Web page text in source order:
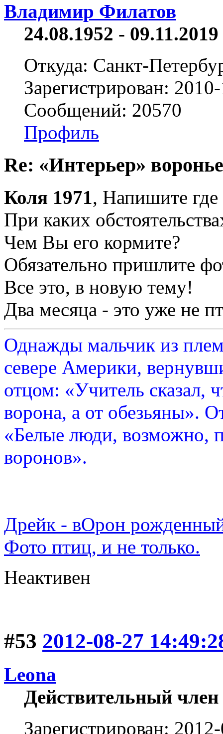
Владимир Филатов
24.08.1952 -
Откуда: Санкт-
Зарегистрирован:
Сообщений: 20570
Профиль
Re: «Интерьер»
Коля 1971, Напишите
При каких
Чем Вы его кормите?
Обязательно пришлите
Все это, в новую тему!
Два месяца - это уже не
Однажды мальчик из
севере Америки,
отцом: «Учитель сказал,
ворона, а от обезьяны».
«Белые люди, возможно,
воронов».
Дрейк - вОрон
Фото птиц, и не только.
Неактивен
#53 2012-08-27
Leona
Действительный член
Зарегистрирован: